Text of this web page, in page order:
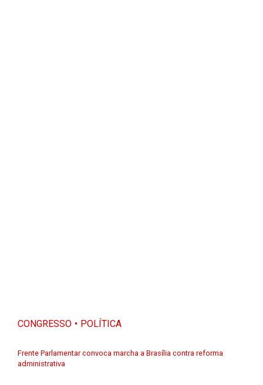
CONGRESSO POLÍTICA
Frente Parlamentar convoca marcha a Brasília contra reforma
administrativa